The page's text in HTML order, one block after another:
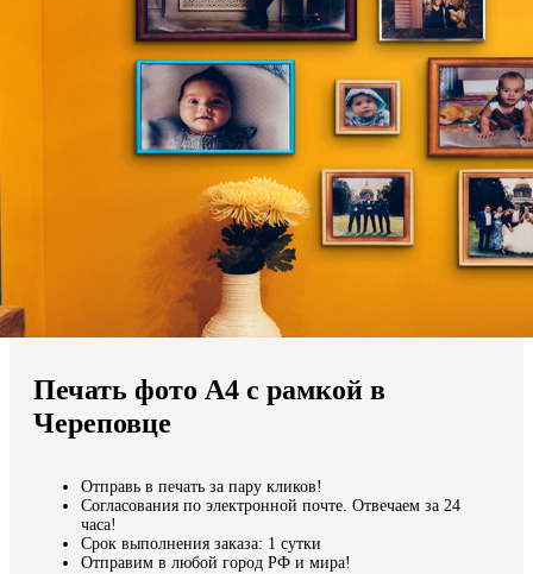
Выберите из списка:
Мы доставляем по всему миру
Продолжить без города
Печать фото А4 с рамкой в
Череповце
Отправь в печать за пару кликов!
Согласования по электронной почте. Отвечаем за 24
часа!
Срок выполнения заказа: 1 сутки
Отправим в любой город РФ и мира!